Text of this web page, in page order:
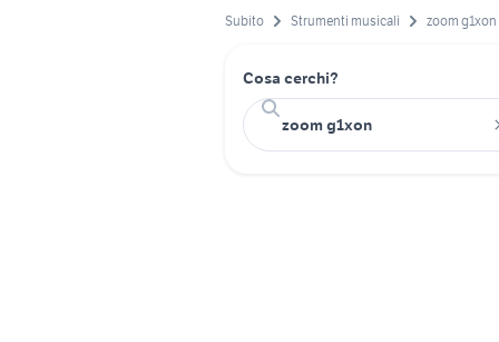
Subito Strumenti musicali zoom g1xon
Cosa cerchi?